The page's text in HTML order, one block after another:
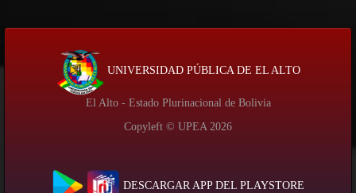
UNIVERSIDAD PÚBLICA DE EL ALTO
El Alto - Estado Plurinacional de Bolivia
Copyleft © UPEA 2026
DESCARGAR APP DEL PLAYSTORE